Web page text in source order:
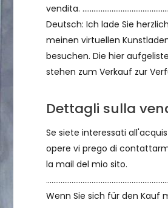
vendita.
Deutsch: Ich lade Sie
meinen virtuellen
besuchen. Die hier
stehen zum Verkauf zur
Dettagli sulla
Se siete interessati
opere vi prego di
la mail del mio sito.
Wenn Sie sich für den Kauf